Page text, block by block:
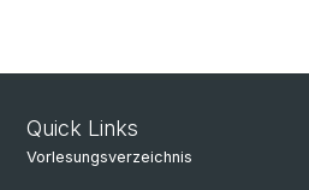
Quick Links
Vorlesungsverzeichnis